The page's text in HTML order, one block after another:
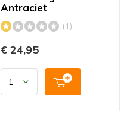
Antraciet
(1)
€ 24,95